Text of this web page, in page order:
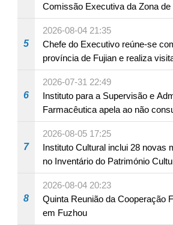
Comissão Executiva da Zona
Aprofundada entre Guangdong
Hengqin
5
2026-08-04 21:35
Chefe do Executivo reúne-se
província de Fujian e realiza
em Fuzhou
6
2026-07-31 22:49
Instituto para a Supervisão e
Farmacêutica apela ao não
produto com substâncias
ocidentais
7
2026-08-05 17:25
Instituto Cultural inclui 28 novas
no Inventário do Património
8
2026-08-04 20:23
Quinta Reunião da Cooperação
em Fuzhou